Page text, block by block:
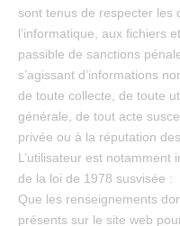
sont tenus de respecter les
l’informatique, aux fichiers
passible de sanctions
s’agissant d’informations
de toute collecte, de toute
générale, de tout acte
privée ou à la réputation
L’utilisateur est notamment
de la loi de 1978 susvisée :
Que les renseignements
présents sur le site web